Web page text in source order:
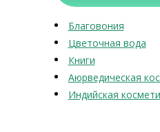
Благовония
Цветочная вода
Книги
Аюрведическая
Индийская